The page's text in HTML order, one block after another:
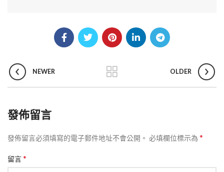
NEWER OLDER
發佈留言
發佈留言必須填寫的電子郵件地址不會公開。 必填欄位標示為 *
留言*